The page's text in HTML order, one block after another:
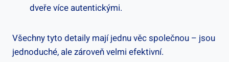
dveře více autentickými.
Všechny tyto detaily mají jednu věc společnou – jsou
jednoduché, ale zároveň velmi efektivní.